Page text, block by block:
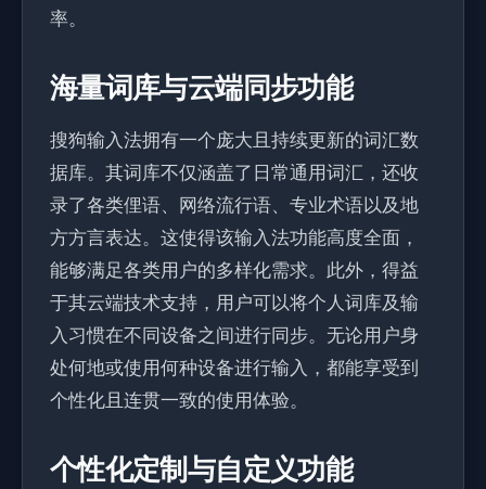
率。
海量词库与云端同步功能
搜狗输入法拥有一个庞大且持续更新的词汇数
据库。其词库不仅涵盖了日常通用词汇，还收
录了各类俚语、网络流行语、专业术语以及地
方方言表达。这使得该输入法功能高度全面，
能够满足各类用户的多样化需求。此外，得益
于其云端技术支持，用户可以将个人词库及输
入习惯在不同设备之间进行同步。无论用户身
处何地或使用何种设备进行输入，都能享受到
个性化且连贯一致的使用体验。
个性化定制与自定义功能